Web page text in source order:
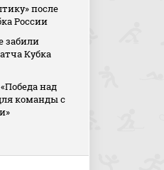
после
России
забили
Кубка
над
команды с